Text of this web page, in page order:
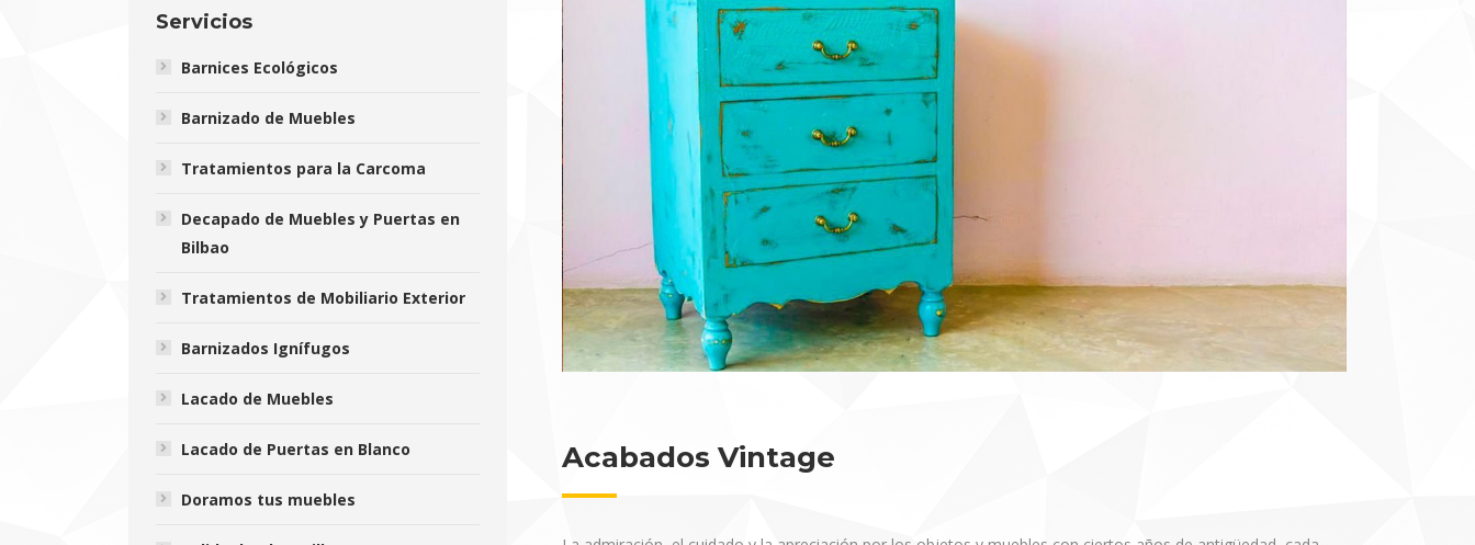
Acabados Vintage
Servicios
Barnices Ecológicos
Barnizado de Muebles
Tratamientos para la Carcoma
Decapado de Muebles y Puertas en
Bilbao
Tratamientos de Mobiliario Exterior
Barnizados Ignífugos
Lacado de Muebles
Lacado de Puertas en Blanco
Doramos tus muebles